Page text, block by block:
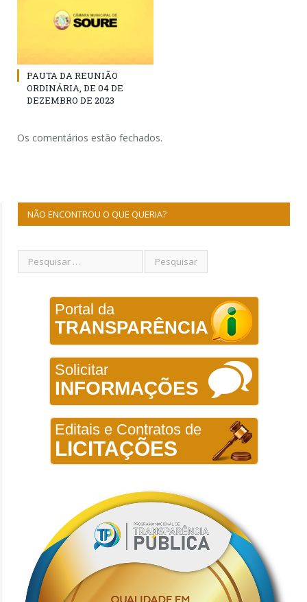
PAUTA DA REUNIÃO
ORDINÁRIA, DE 04 DE
DEZEMBRO DE 2023
Os comentários estão fechados.
NÃO ENCONTROU O QUE QUERIA?
Portal da
TRANSPARÊNCIA
Solicitar
INFORMAÇÕES
Editais e Contratos de
LICITAÇÕES